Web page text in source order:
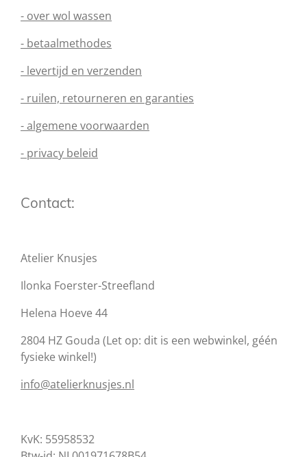
- over wol wassen
- betaalmethodes
- levertijd en verzenden
- ruilen, retourneren en garanties
- algemene voorwaarden
- privacy beleid
Contact:
Atelier Knusjes
Ilonka Foerster-Streefland
Helena Hoeve 44
2804 HZ Gouda (Let op: dit is een webwinkel, géén
fysieke winkel!)
info@atelierknusjes.nl
KvK: 55958532